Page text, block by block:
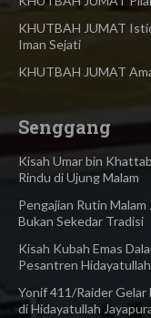
KHUTBAH JUMAT
Iman Sejati
KHUTBAH JUMAT
Senggang
Kisah Umar bin
Rindu di Ujung Malam
Pengajian Rutin Malam
Bukan Sekedar Tradisi
Kisah Kubah Emas
Pesantren
Yonif 411/Raider Gelar
di Hidayatullah